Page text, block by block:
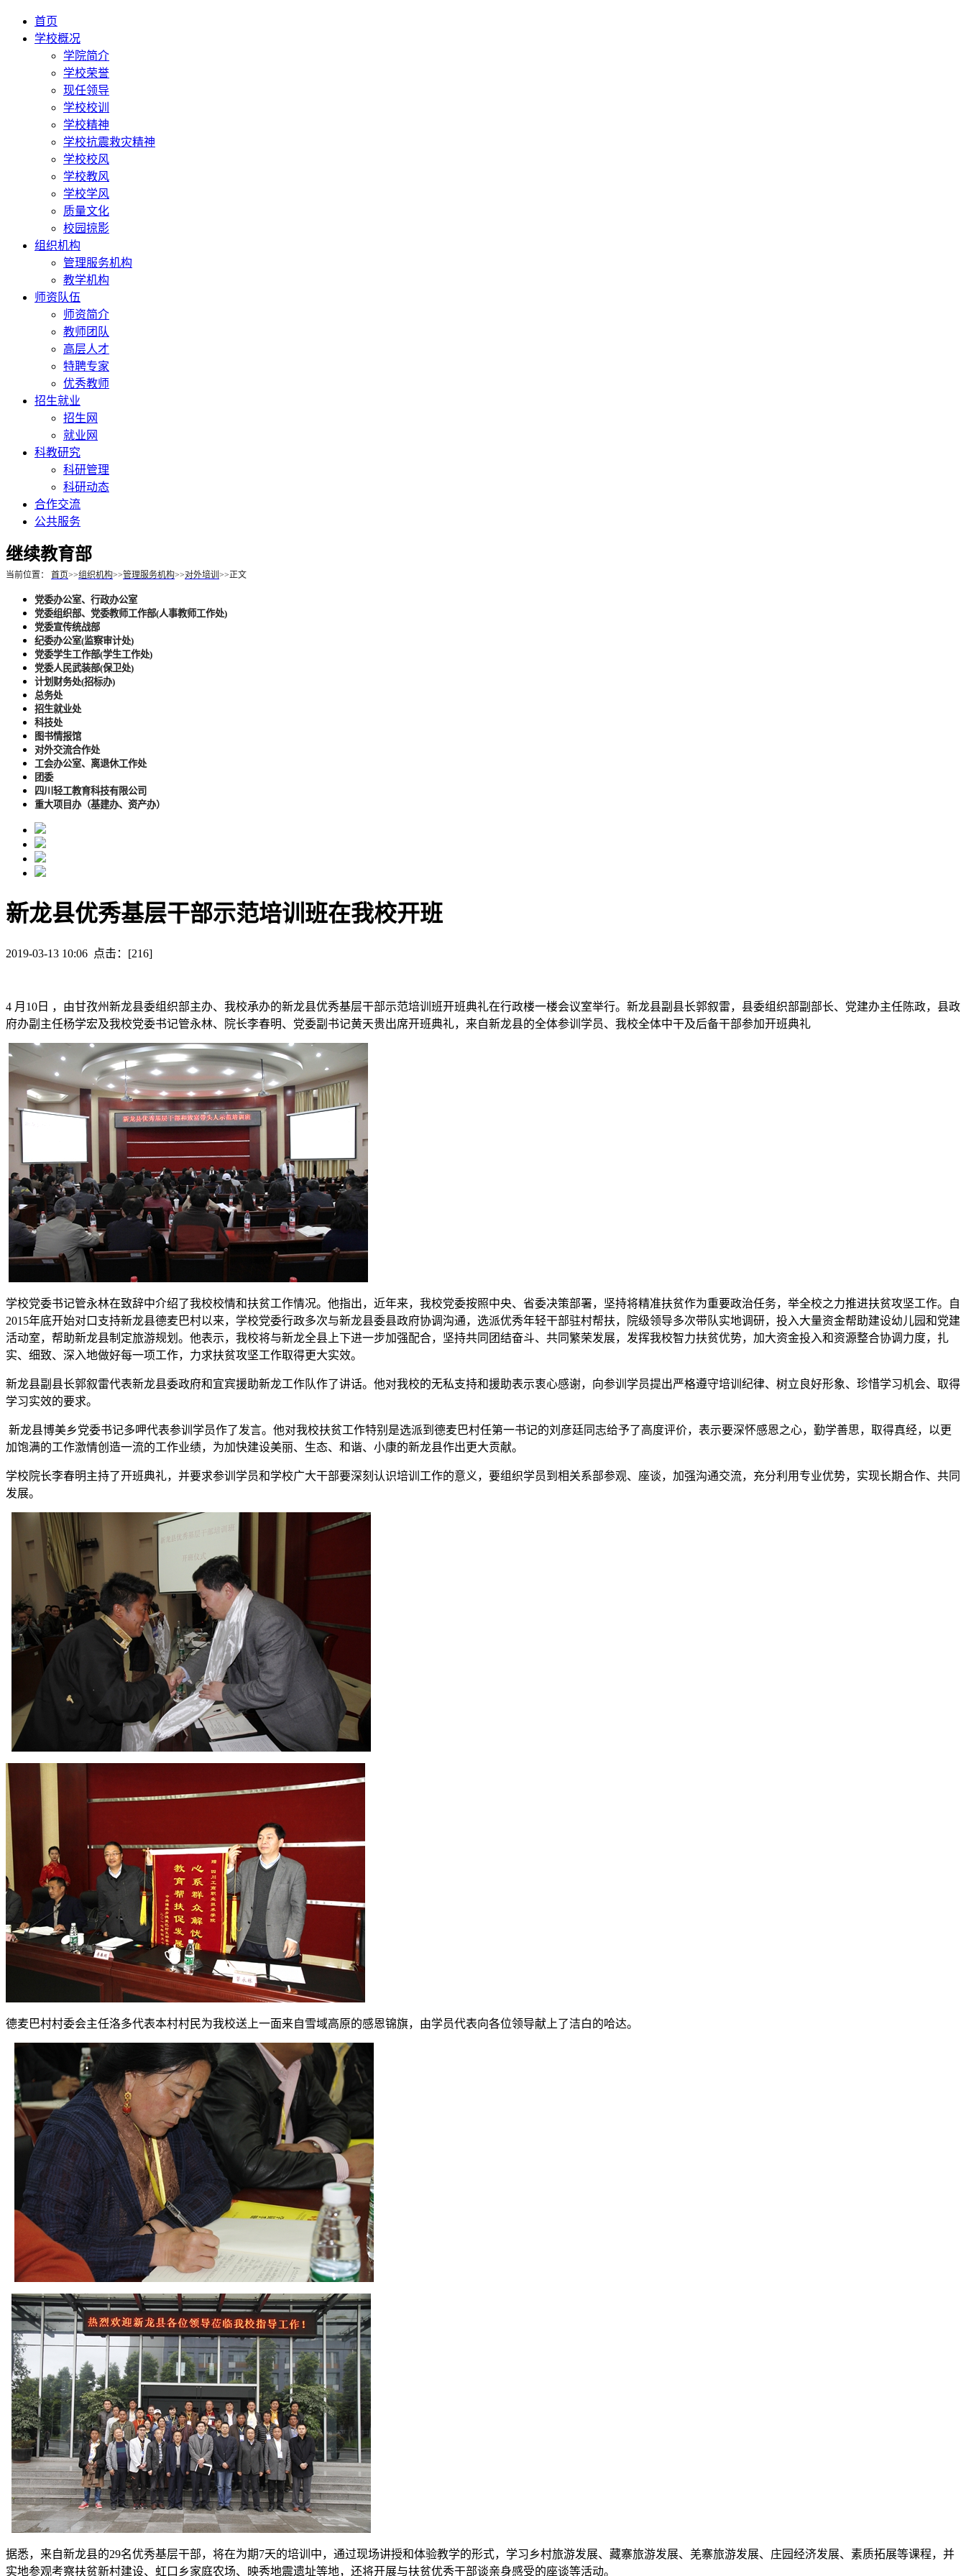
首页
学校概况
学院简介
学校荣誉
现任领导
学校校训
学校精神
学校抗震救灾精神
学校校风
学校教风
学校学风
质量文化
校园掠影
组织机构
管理服务机构
教学机构
师资队伍
师资简介
教师团队
高层人才
特聘专家
优秀教师
招生就业
招生网
就业网
科教研究
科研管理
科研动态
合作交流
公共服务
继续教育部
当前位置： 首页>>组织机构>>管理服务机构>>对外培训 >>正文
党委办公室、行政办公室
党委组织部、党委教师工作部(人事教师工作处)
党委宣传统战部
纪委办公室(监察审计处)
党委学生工作部(学生工作处)
党委人民武装部(保卫处)
计划财务处(招标办)
总务处
招生就业处
科技处
图书情报馆
对外交流合作处
工会办公室、离退休工作处
团委
四川轻工教育科技有限公司
重大项目办（基建办、资产办）
新龙县优秀基层干部示范培训班在我校开班
2019-03-13 10:06 点击：[216]
4 月10日 ，由甘孜州新龙县委组织部主办、我校承办的新龙县优秀基层干部示范培训班开班典礼在行政楼一楼会议室举行。新龙县副县长郭叙雷，县委组织部副部长、党建办主任陈政，县政
府办副主任杨学宏及我校党委书记管永林、院长李春明、党委副书记黄天贵出席开班典礼，来自新龙县的全体参训学员、我校全体中干及后备干部参加开班典礼
学校党委书记管永林在致辞中介绍了我校校情和扶贫工作情况。他指出，近年来，我校党委按照中央、省委决策部署，坚持将精准扶贫作为重要政治任务，举全校之力推进扶贫攻坚工作。自
2015年底开始对口支持新龙县德麦巴村以来，学校党委行政多次与新龙县委县政府协调沟通，选派优秀年轻干部驻村帮扶，院级领导多次带队实地调研，投入大量资金帮助建设幼儿园和党建
活动室，帮助新龙县制定旅游规划。他表示，我校将与新龙全县上下进一步加强配合，坚持共同团结奋斗、共同繁荣发展，发挥我校智力扶贫优势，加大资金投入和资源整合协调力度，扎
实、细致、深入地做好每一项工作，力求扶贫攻坚工作取得更大实效。
新龙县副县长郭叙雷代表新龙县委政府和宜宾援助新龙工作队作了讲话。他对我校的无私支持和援助表示衷心感谢，向参训学员提出严格遵守培训纪律、树立良好形象、珍惜学习机会、取得
学习实效的要求。
新龙县博美乡党委书记多呷代表参训学员作了发言。他对我校扶贫工作特别是选派到德麦巴村任第一书记的刘彦廷同志给予了高度评价，表示要深怀感恩之心，勤学善思，取得真经，以更
加饱满的工作激情创造一流的工作业绩，为加快建设美丽、生态、和谐、小康的新龙县作出更大贡献。
学校院长李春明主持了开班典礼，并要求参训学员和学校广大干部要深刻认识培训工作的意义，要组织学员到相关系部参观、座谈，加强沟通交流，充分利用专业优势，实现长期合作、共同
发展。
德麦巴村村委会主任洛多代表本村村民为我校送上一面来自雪域高原的感恩锦旗，由学员代表向各位领导献上了洁白的哈达。
据悉，来自新龙县的29名优秀基层干部，将在为期7天的培训中，通过现场讲授和体验教学的形式，学习乡村旅游发展、藏寨旅游发展、羌寨旅游发展、庄园经济发展、素质拓展等课程，并
实地参观考察扶贫新村建设、虹口乡家庭农场、映秀地震遗址等地，还将开展与扶贫优秀干部谈亲身感受的座谈等活动。